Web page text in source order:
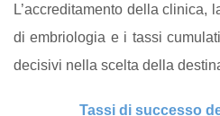
L’accreditamento della clinica,
di embriologia e i tassi
decisivi nella scelta della
Tassi di successo